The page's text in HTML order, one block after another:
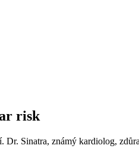
risk
Sinatra, známý kardiolog,